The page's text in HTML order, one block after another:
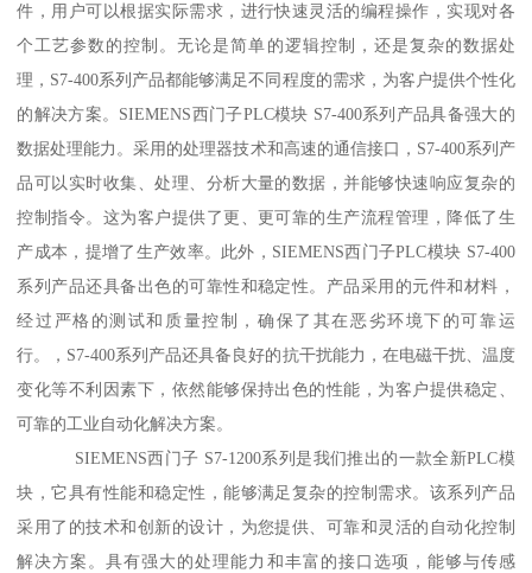
件，用户可以根据实际需求，进行快速灵活的编程操作，实现对各
个工艺参数的控制。无论是简单的逻辑控制，还是复杂的数据处
理，S7-400系列产品都能够满足不同程度的需求，为客户提供个性化
的解决方案。SIEMENS西门子PLC模块 S7-400系列产品具备强大的
数据处理能力。采用的处理器技术和高速的通信接口，S7-400系列产
品可以实时收集、处理、分析大量的数据，并能够快速响应复杂的
控制指令。这为客户提供了更、更可靠的生产流程管理，降低了生
产成本，提增了生产效率。此外，SIEMENS西门子PLC模块 S7-400
系列产品还具备出色的可靠性和稳定性。产品采用的元件和材料，
经过严格的测试和质量控制，确保了其在恶劣环境下的可靠运
行。，S7-400系列产品还具备良好的抗干扰能力，在电磁干扰、温度
变化等不利因素下，依然能够保持出色的性能，为客户提供稳定、
可靠的工业自动化解决方案。
SIEMENS西门子 S7-1200系列是我们推出的一款全新PLC模
块，它具有性能和稳定性，能够满足复杂的控制需求。该系列产品
采用了的技术和创新的设计，为您提供、可靠和灵活的自动化控制
解决方案。具有强大的处理能力和丰富的接口选项，能够与传感